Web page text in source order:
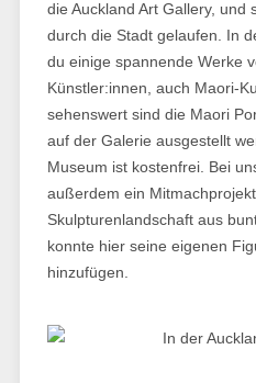
die Auckland Art Gallery, und
durch die Stadt gelaufen. In
du einige spannende Werke
Künstler:innen, auch Maori-
sehenswert sind die Maori
auf der Galerie ausgestellt
Museum ist kostenfrei. Bei
außerdem ein
Skulpturenlandschaft aus
konnte hier seine eigenen
hinzufügen.